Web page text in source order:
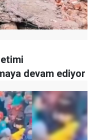
devam ediyor